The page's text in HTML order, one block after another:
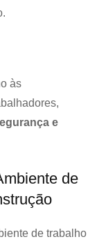
às
e
de
de trabalho